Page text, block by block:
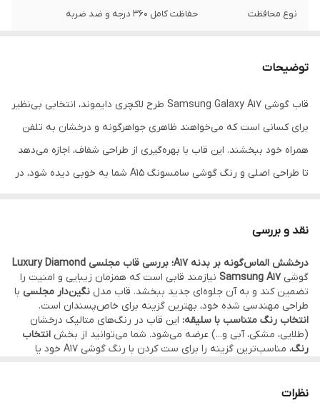
نوع محافظت حفاظت کامل ۳۶۰ درجه و ضد ضربه
نمایشگر)
ویژگی ظاهری
شفاف با حاشیه کرومی و حلقه مگ‌سیف
نگین‌کاری شده
ویژگی‌های خاص
پشتیبانی از اکسسوری‌های مگ‌سیف، ضد
توضیحات
قاب گوشی Samsung Galaxy A17 طرح لاکچری دایموند، انتخابی بی‌نظیر
برای کسانی است که می‌خواهند ظاهری جواهرگونه و درخشان به تلفن
همراه خود ببخشند. این قاب با بهره‌گیری از طراحی شفاف، اجازه می‌دهد
تا طراحی اصلی و رنگ گوشی سامسونگ A15 شما به خوبی دیده شود، در
یک اکسسوری مد روز را ایفا کند.
از نظر امنیت و استقامت، این کاور از ترکیب مواد TPU و پلی‌کربنات
ساخته شده است که در برابر خط و خش و ضربات ناشی از سقوط بسیار
مقاوم است. یکی از بزرگترین مزایای این قاب، محافظ لنز یکپارچه آن
است. دور تا دور حفره‌های دوربین با نگین‌های درخشان پوشانده شده و
می‌کند. همچنین حلقه مگ‌سیف پشت قاب علاوه بر زیبایی، به شما
نقد و بررسی
درخشش الماس‌گونه بر بدنه A17؛ بررسی قاب مجلسی Luxury Diamond
گوشیSamsung A17 نیازمند قابی است که همزمان زیبایی و امنیت را
تضمین کند و به آن جلوه‌ای جدید ببخشد. قاب مدل نگین‌دار مجلسی با
طراحی مهندسی شده خود، بهترین گزینه برای خاص‌پسندان است.
انتخاب رنگ متناسب با سلیقه: این قاب در رنگ‌های متالیک درخشان
(طلایی، مشکی، آبی و...) عرضه می‌شود. شما می‌توانید از بخش انتخاب
رنگ
، مناسب‌ترین گزینه را برای ست کردن با رنگ گوشی A17 خود یا
محافظت ویژه از لنزهای دوربین:
نظرات